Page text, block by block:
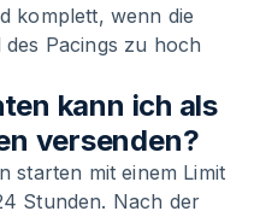
komplett, wenn die
Pacings zu hoch
kann ich als
versenden?
starten mit einem Limit
Stunden. Nach der